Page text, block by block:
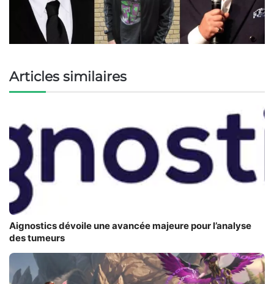
Articles similaires
Aignostics dévoile une avancée majeure pour l’analyse
des tumeurs